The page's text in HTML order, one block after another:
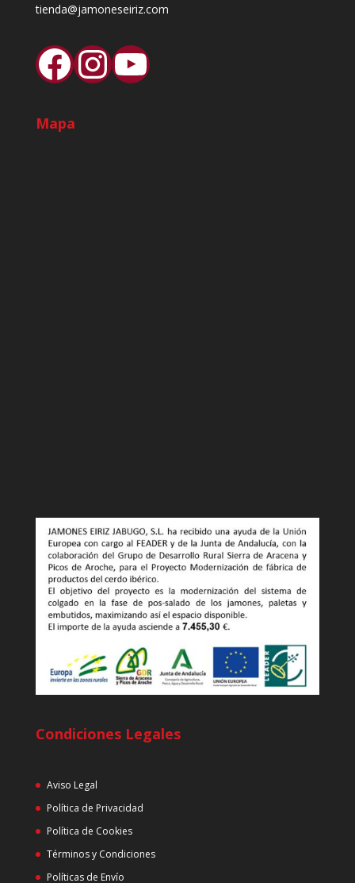
tienda@jamoneseiriz.com
Facebook
Instagram
YouTube
Mapa
Condiciones Legales
Aviso Legal
Política de Privacidad
Política de Cookies
Términos y Condiciones
Políticas de Envío